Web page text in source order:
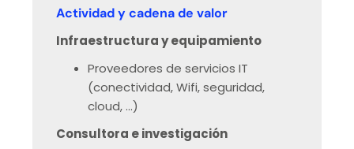
Actividad y cadena de valor
Infraestructura y equipamiento
Proveedores de servicios IT
(conectividad, Wifi, seguridad,
cloud, …)
Consultora e investigación